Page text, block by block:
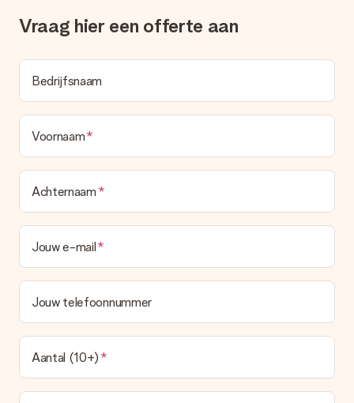
Vraag hier een offerte aan
Bedrijfsnaam
Voornaam
Achternaam
Jouw e-mail
Jouw telefoonnummer
Aantal (10+)